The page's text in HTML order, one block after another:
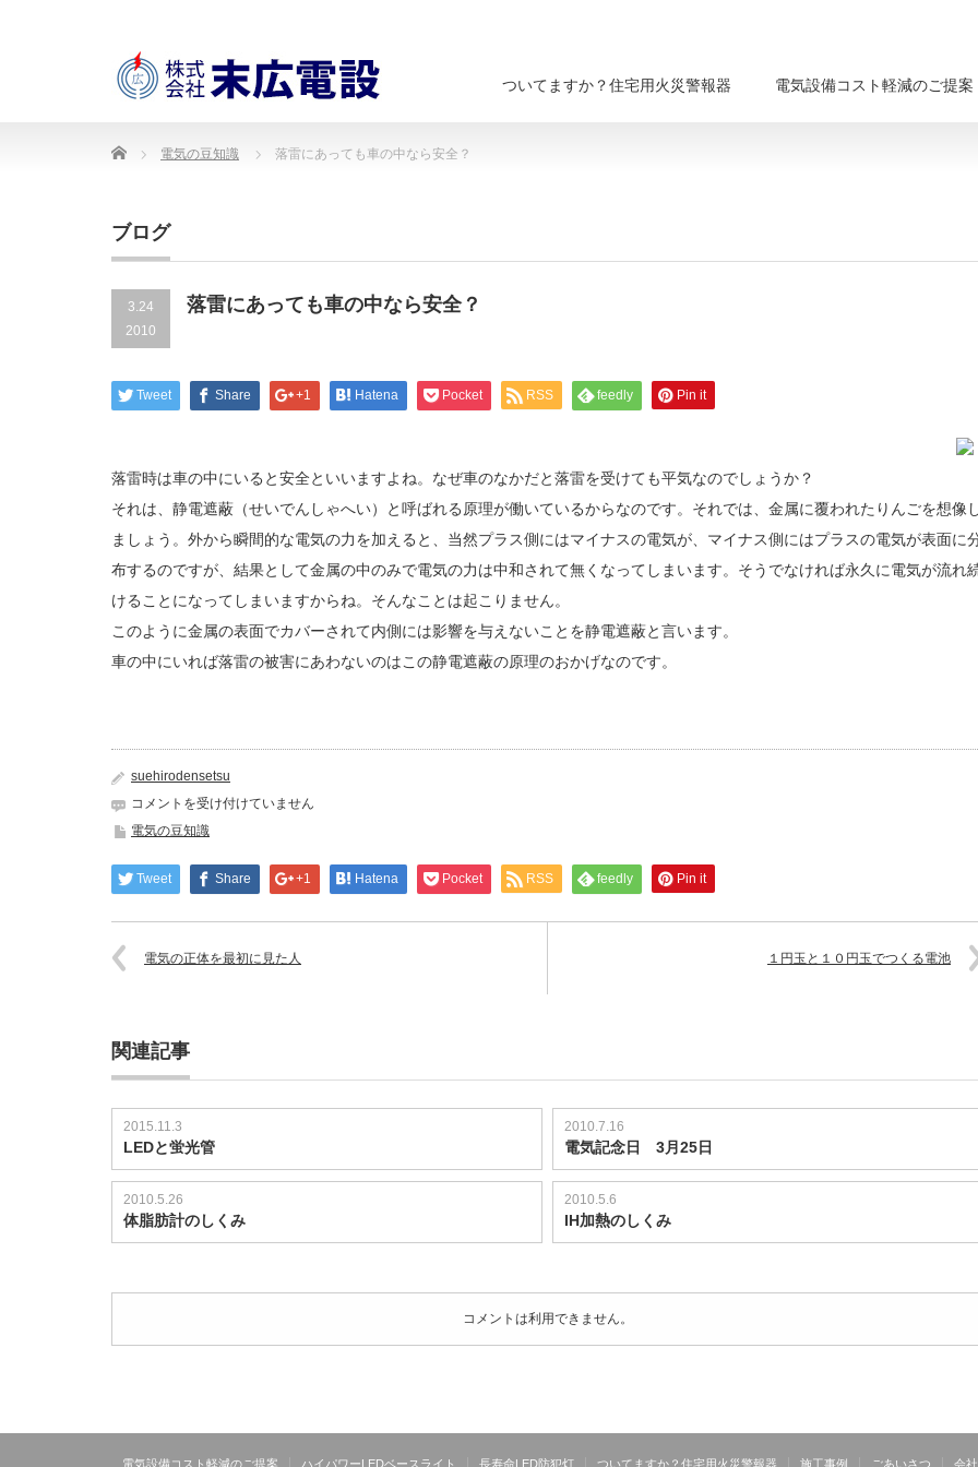
ついてますか？住宅用火災警報器 電気設備コスト軽減のご提案
Home 電気の豆知識 落雷にあっても車の中なら安全？
ブログ
3.24
2010
落雷にあっても車の中なら安全？
Tweet Share +1 Hatena Pocket RSS feedly Pin it
落雷時は車の中にいると安全といいますよね。なぜ車のなかだと落雷を受けても平気なのでしょうか？
それは、静電遮蔽（せいでんしゃへい）と呼ばれる原理が働いているからなのです。それでは、金属に覆われたりんごを想像
ましょう。外から瞬間的な電気の力を加えると、当然プラス側にはマイナスの電気が、マイナス側にはプラスの電気が表面に
布するのですが、結果として金属の中のみで電気の力は中和されて無くなってしまいます。そうでなければ永久に電気が流れ
けることになってしまいますからね。そんなことは起こりません。
このように金属の表面でカバーされて内側には影響を与えないことを静電遮蔽と言います。
車の中にいれば落雷の被害にあわないのはこの静電遮蔽の原理のおかげなのです。
suehirodensetsu
落
雷
あ
っ
も
安
全？
コメントを受け付けていません
電気の豆知識
Tweet Share +1 Hatena Pocket RSS feedly Pin it
電気の正体を最初に見た人 １円玉と１０円玉でつくる電池
関連記事
2015.11.3
LEDと蛍光管
2010.7.16
電気記念日 3月25日
2010.5.26
体脂肪計のしくみ
2010.5.6
IH加熱のしくみ
コメントは利用できません。
電気設備コスト軽減のご提案 ハイパワーLEDベースライト 長寿命LED防犯灯 ついてますか？住宅用火災警報器 施工事例 ごあいさつ 会